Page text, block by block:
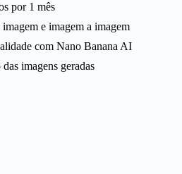
por 1 mês
e imagem a imagem
com Nano Banana AI
imagens geradas